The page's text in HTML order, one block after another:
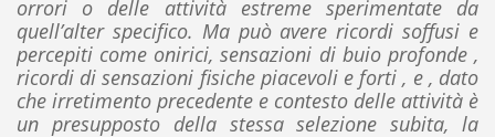
orrori o delle attività estreme sperimentate da
quell’alter specifico. Ma può avere ricordi soffusi e
percepiti come onirici, sensazioni di buio profonde ,
ricordi di sensazioni fisiche piacevoli e forti , e , dato
che irretimento precedente e contesto delle attività è
un presupposto della stessa selezione subita, la